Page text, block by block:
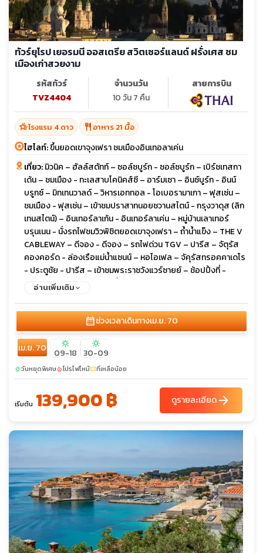
ทัวร์ยุโรป เยอรมนี ออสเตรีย สวิตเซอร์แลนด์ ฝรั่งเศส ชม
เมืองเก่าสวยงาม
รหัสทัวร์
TVZ4404
จำนวนวัน
10 วัน 7 คืน
สายการบิน
hotel_classโรงแรม 4 ดาว restaurant อาหาร 21 มื้อ
ไฮไลท์:ขึ้นยอดเขาจุงเฟรา ชมเมืองอินเทอลาเค่น
เที่ยว:มิวนิค – ฮัลล์สตัทท์ – ซอล์ซบูร์ก - ซอล์ซบูร์ก – เบิร์ชเทสกา
เด้น – ชมเมือง - ทะเลสาบโคนิคส์ซี – อาร์มเซา – อินซ์บูร์ก - อินน์
บรูกซ์ – มิทเทนวาลด์ – วิหารเอททอล - โอเบอรามาเกา – ฟุสเซ่น –
ชมเมือง - ฟุสเซ่น – เข้าชมปราสาทนอยชวานสไตน์ - กรุงวาดุส (ลิก
เทนสไตน์) – อินเทอร์ลาเก้น - อินเทอร์ลาเค่น – หมู่บ้านเลาเทอร์
บรุนเนน - นั่งรถไฟชมวิวพิชิตยอดเขาจุงเฟรา – ถ้ำน้ำแข็ง – THE V
CABLEWAY – ดีจอง - ดีจอง – รถไฟด่วน TGV – ปารีส – จัตุรัส
คองคอร์ด - ล่องเรือแม่น้ำแซนน์ – หอไอเฟล – จัคุรัสทรอคคาเดโร
- ประตูชัย - ปารีส – เข้าชมพระราชวังแวร์ซายย์ – ช้อปปิ้งที่ -
BENLUX DUTY FREE และที่ห้างลาฟาแยต - ปารีส – เดินทางกลับ
อ่านเพิ่มเติม
calendar_monthช่วงเวลาเดินทางเม.ย. 70
เม.ย. 70 sunny
09-18
sunny
30-09
sunnyวันหยุดพิเศษlocal_fire_departmentโปรไฟไหม้confirmation_numberที่เหลือน้อย
เริ่มต้น 139,900 ฿ ดูรายละเอียดarrow_forward